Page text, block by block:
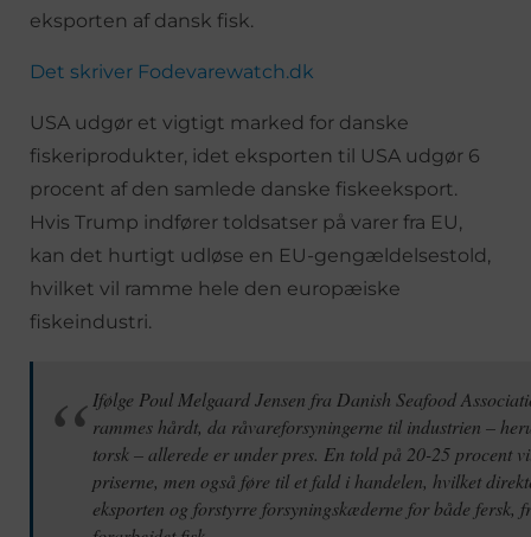
eksporten af dansk fisk.
Det skriver Fodevarewatch.dk
USA udgør et vigtigt marked for danske
fiskeriprodukter, idet eksporten til USA udgør 6
procent af den samlede danske fiskeeksport.
Hvis Trump indfører toldsatser på varer fra EU,
kan det hurtigt udløse en EU-gengældelsestold,
hvilket vil ramme hele den europæiske
fiskeindustri.
Ifølge Poul Melgaard Jensen fra Danish Seafood
rammes hårdt, da råvareforsyningerne til industrien –
torsk – allerede er under pres. En told på 20-25 procent
priserne, men også føre til et fald i handelen, hvilket
eksporten og forstyrre forsyningskæderne for både fersk,